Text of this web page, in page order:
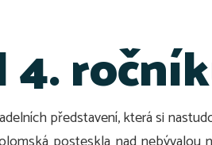
představení, která si